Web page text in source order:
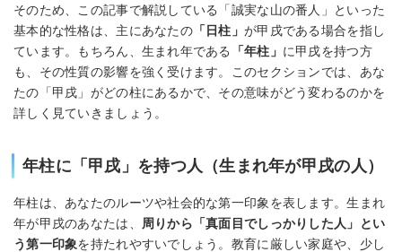
そのため、この記事で解説している「誠実な山の番人」といった
基本的な性格は、主にあなたの「日柱」が甲戌である場合を指し
ています。もちろん、生まれ年である
「年柱」 に甲戌を持つ方
も、その性質の影響を強く受けます。このセクションでは、あな
たの「甲戌」がどの柱にあるかで、その意味がどう変わるのかを
詳しく見ていきましょう。
年柱に「甲戌」を持つ人（生まれ年が甲戌の人）
年柱は、あなたのルーツや社会的な第一印象を表します。生まれ
年が甲戌のあなたは、 周りから「真面目でしっかりした人」とい
う第一印象を持たれやすいでしょう。教育に厳しい家庭や、少し